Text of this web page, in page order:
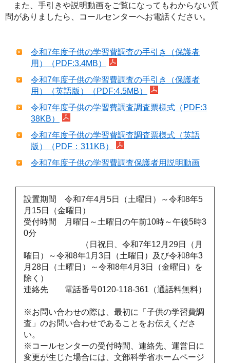
また、手引きや説明動画をご覧になってもわからない質
問がありましたら、コールセンターへお電話ください。
令和7年度子供の学習費調査の手引き（保護者
用）（PDF:3.4MB）
令和7年度子供の学習費調査の手引き（保護者
用）（英語版）（PDF:4.5MB）
令和7年度子供の学習費調査調査票様式（PDF:3
38KB）
令和7年度子供の学習費調査調査票様式（英語
版）（PDF：311KB）
令和7年度子供の学習費調査保護者用説明動画
設置期間 令和7年4月5日（土曜日）～令和8年5
月15日（金曜日）
受付時間 月曜日～土曜日の午前10時～午後5時3
0分
（日祝日、令和7年12月29日（月
曜日）～令和8年1月3日（土曜日）及び令和8年3
月28日（土曜日）～令和8年4月3日（金曜日）を
除く）
連絡先 電話番号0120-118-361（通話料無料）
※お問い合わせの際は、最初に「子供の学習費調
査」のお問い合わせであることをお伝えくださ
い。
※コールセンターの受付時間、連絡先、運営日に
変更が生じた場合には、文部科学省ホームページ